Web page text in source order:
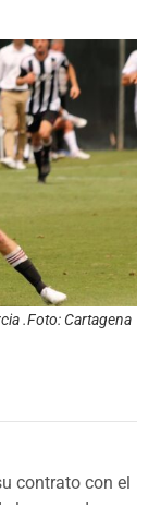
.Foto: Cartagena
contrato con el